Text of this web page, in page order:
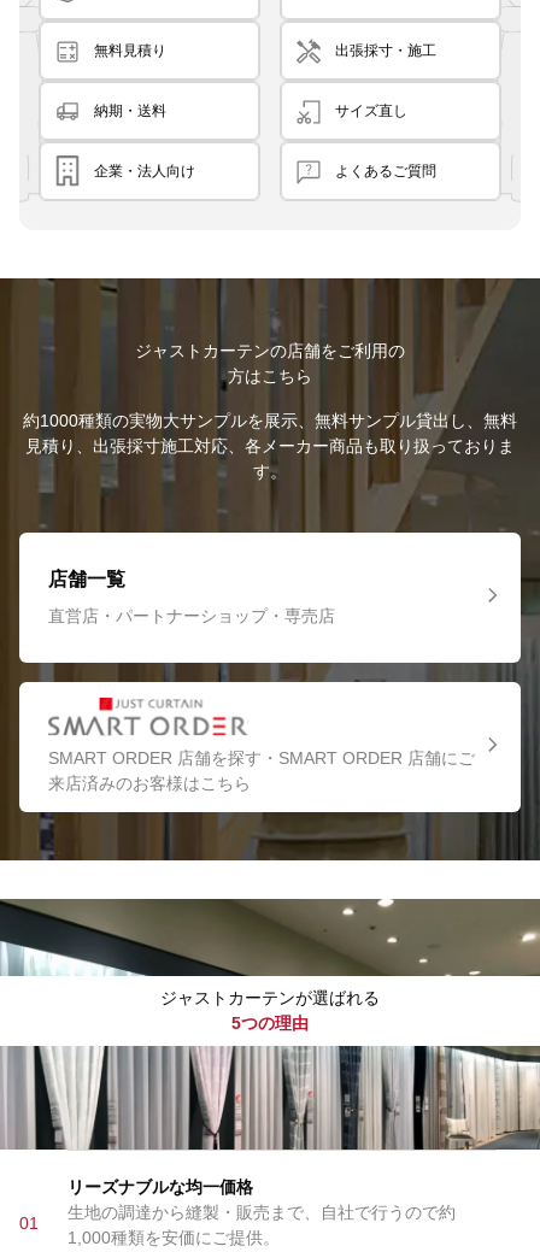
無料見積り 出張採寸・施工
納期・送料 サイズ直し
企業・法人向け よくあるご質問
ジャストカーテンの店舗をご利用の
方はこちら
約1000種類の実物大サンプルを展示、無料サンプル貸出し、無料
見積り、出張採寸施工対応、各メーカー商品も取り扱っておりま
す。
店舗一覧
直営店・パートナーショップ・専売店
SMART ORDER 店舗を探す・SMART ORDER 店舗にご
来店済みのお客様はこちら
ジャストカーテンが選ばれる
5つの理由
01
リーズナブルな均一価格
生地の調達から縫製・販売まで、自社で行うので約
1,000種類を安価にご提供。